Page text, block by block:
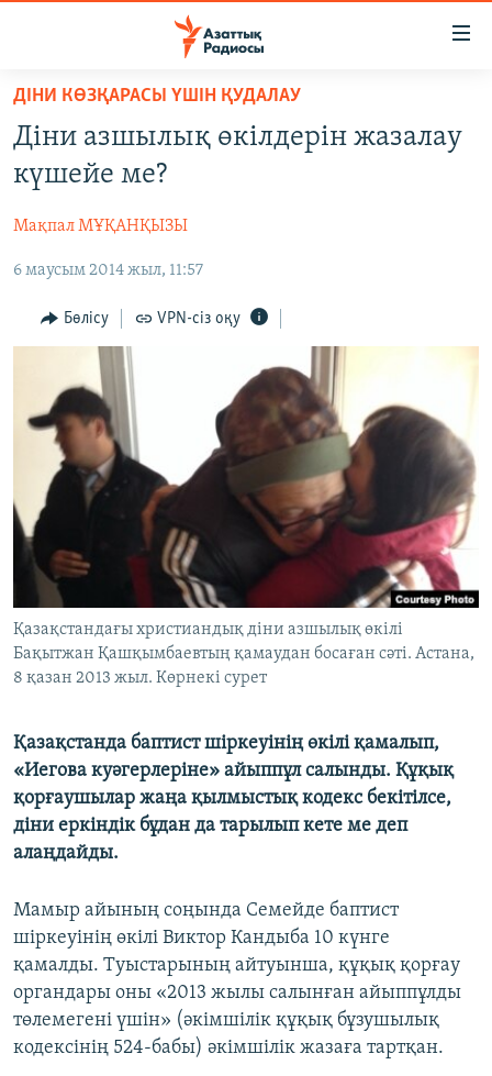
Skip
main
content
Skip
to
Navigation
САЯСАТ
AZATTYQTV
ҚАҢТАР ОҚИҒАСЫ
АДАМ ҚҰҚЫҚТАРЫ
ӘЛЕУМЕТ
АРНАЙЫ ЖОБАЛАР
Русский
ЖАЗЫЛЫҢЫЗ
Басқа тілдерде
ДІНИ КӨЗҚАРАСЫ ҮШІН ҚУДАЛАУ
Діни азшылық өкілдерін жазалау
күшейе ме?
Мақпал МҰҚАНҚЫЗЫ
6 маусым 2014 жыл, 11:57
Бөлісу VPN-сіз оқу
Қазақстандағы христиандық діни азшылық өкілі
Бақытжан Қашқымбаевтың қамаудан босаған сәті. Астана,
8 қазан 2013 жыл. Көрнекі сурет
Қазақстанда баптист шіркеуінің өкілі қамалып,
«Иегова куәгерлеріне» айыппұл салынды. Құқық
қорғаушылар жаңа қылмыстық кодекс бекітілсе,
діни еркіндік бұдан да тарылып кете ме деп
алаңдайды.
Мамыр айының соңында Семейде баптист
шіркеуінің өкілі Виктор Кандыба 10 күнге
қамалды. Туыстарының айтуынша, құқық қорғау
органдары оны «2013 жылы салынған айыппұлды
төлемегені үшін» (әкімшілік құқық бұзушылық
кодексінің 524-бабы) әкімшілік жазаға тартқан.